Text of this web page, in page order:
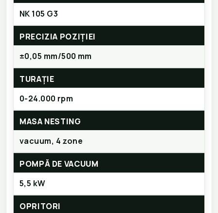
NK 105 G3
PRECIZIA POZIȚIEI
±0,05 mm/500 mm
TURAȚIE
0-24.000 rpm
MASA NESTING
vacuum, 4 zone
POMPĂ DE VACUUM
5,5 kW
OPRITORI